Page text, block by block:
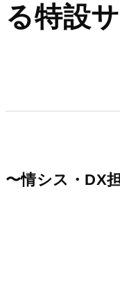
る特設
〜情シス・DX